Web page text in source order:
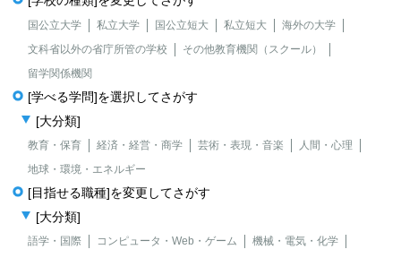
国公立大学 私立大学 国公立短大 私立短大
海外の大学
文科省以外の省庁所管の学校
その他教育機関（スクール）
留学関係機関
[学べる学問]を選択してさがす
[大分類]
教育・保育 経済・経営・商学 芸術・表現・音楽
人間・心理
地球・環境・エネルギー
[目指せる職種]を変更してさがす
[大分類]
語学・国際 コンピュータ・Web・ゲーム
機械・電気・化学